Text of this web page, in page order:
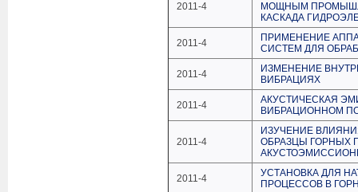
2011-4
МОЩНЫМ
КАСКАДА
2011-4
ПРИМЕНЕНИЕ
СИСТЕМ ДЛЯ
2011-4
ИЗМЕНЕНИЕ
ВИБРАЦИЯХ
2011-4
АКУСТИЧЕСКАЯ
ВИБРАЦИОННОМ
2011-4
ИЗУЧЕНИЕ
ОБРАЗЦЫ ГОРНЫХ
2011-4
УСТАНОВКА ДЛЯ
ПРОЦЕССОВ В